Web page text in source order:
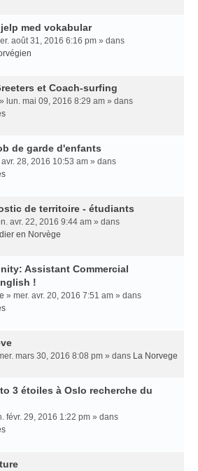
med vokabular
août 31, 2016 6:16 pm » dans
et Coach-surfing
» lun. mai 09, 2016 8:29 am » dans
de garde d'enfants
28, 2016 10:53 am » dans
de territoire - étudiants
avr. 22, 2016 9:44 am » dans
en Norvège
Assistant Commercial
!
» mer. avr. 20, 2016 7:51 am » dans
mars 30, 2016 8:08 pm » dans La Norvege
3 étoiles à Oslo recherche du
févr. 29, 2016 1:22 pm » dans